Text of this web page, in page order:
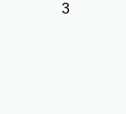
3